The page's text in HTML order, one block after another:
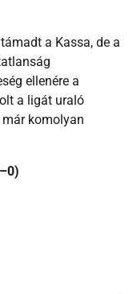
a Kassa, de a
ellenére a
a ligát uraló
komolyan